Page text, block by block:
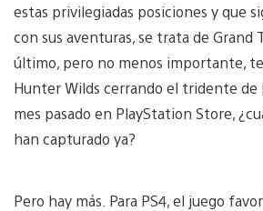
estas privilegiadas posiciones y que
con sus aventuras, se trata de
último, pero no menos importante,
Hunter Wilds cerrando el tridente de
mes pasado en PlayStation Store,
han capturado ya?
Pero hay más. Para PS4, el juego